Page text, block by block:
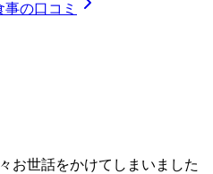
の口コミ
お世話をかけてしまいました